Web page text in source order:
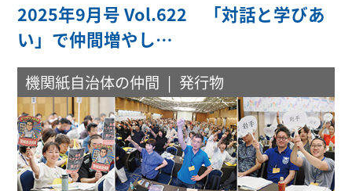
2025年9月号 Vol.622 「対話と学びあ
い」で仲間増やし…
機関紙自治体の仲間 発行物